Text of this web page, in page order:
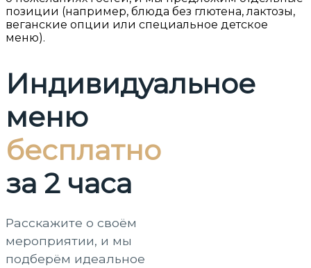
позиции (например, блюда без глютена, лактозы,
веганские опции или специальное детское
меню).
Индивидуальное
меню
бесплатно
за 2 часа
Расскажите о своём
мероприятии, и мы
подберём идеальное